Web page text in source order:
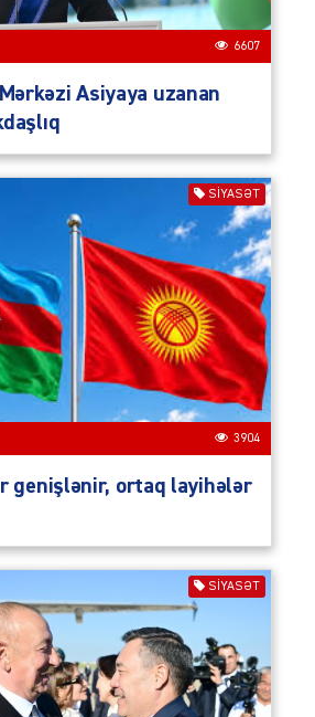
6607
Asiyaya uzanan
SIYASƏT
3904
genişlənir, ortaq layihələr
SIYASƏT